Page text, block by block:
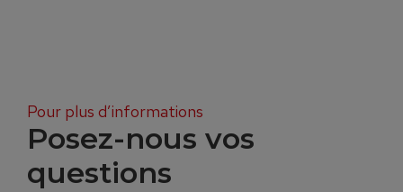
Pour plus d’informations
Posez-nous vos
questions